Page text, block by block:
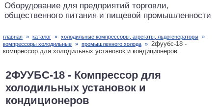
Проект основан в 2001 году
Оборудование для предприятий торговли,
общественного питания и пищевой промышленности
главная » каталог » холодильные компрессоры, агрегаты, льдогенераторы »
компрессоры холодильные » промышленного холода » 2фуубс-18 -
компрессор для холодильных установок и кондиционеров
2ФУУБС-18 - Компрессор для
холодильных установок и
кондиционеров